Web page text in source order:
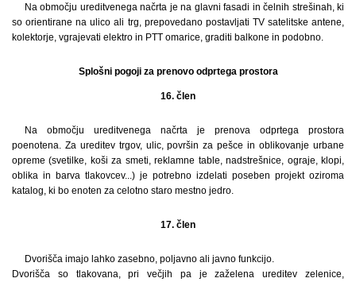
Na območju ureditvenega načrta je na glavni fasadi in čelnih strešinah, ki
so orientirane na ulico ali trg, prepovedano postavljati TV satelitske antene,
kolektorje, vgrajevati elektro in PTT omarice, graditi balkone in podobno.
Splošni pogoji za prenovo odprtega prostora
16. člen
Na območju ureditvenega načrta je prenova odprtega prostora
poenotena. Za ureditev trgov, ulic, površin za pešce in oblikovanje urbane
opreme (svetilke, koši za smeti, reklamne table, nadstrešnice, ograje, klopi,
oblika in barva tlakovcev...) je potrebno izdelati poseben projekt oziroma
katalog, ki bo enoten za celotno staro mestno jedro.
17. člen
Dvorišča imajo lahko zasebno, poljavno ali javno funkcijo.
Dvorišča so tlakovana, pri večjih pa je zaželena ureditev zelenice,